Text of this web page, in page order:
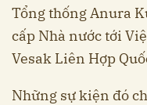
Tổng thống Anura
cấp Nhà nước tới
Vesak Liên Hợp
Những sự kiện đó